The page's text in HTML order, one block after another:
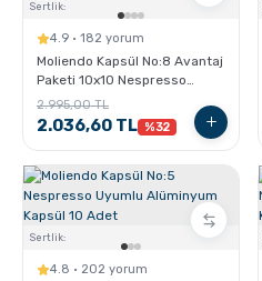
Sertlik:
4.9 · 182 yorum
Moliendo Kapsül No:8 Avantaj
Paketi 10x10 Nespresso
Uyumlu Alüminyum Kapsül
100 Adet
2.995,00 TL
2.036,60 TL %32
Sertlik:
4.8 · 202 yorum